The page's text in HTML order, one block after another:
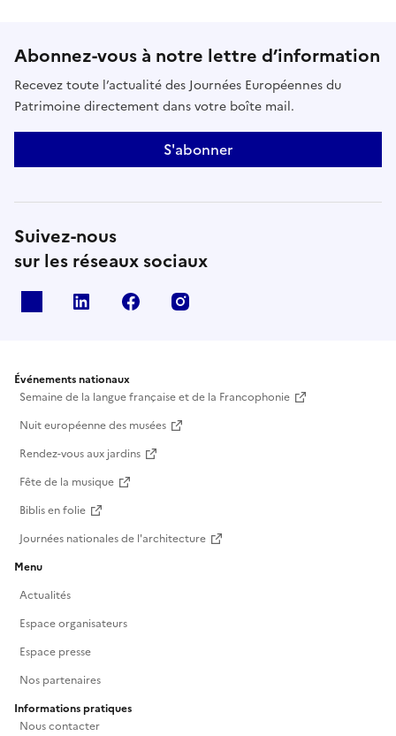
Abonnez-vous à notre lettre d’information
Recevez toute l’actualité des Journées Européennes du
Patrimoine directement dans votre boîte mail.
S'abonner
Suivez-nous
sur les réseaux sociaux
Linkedin Facebook
Événements nationaux
Semaine de la langue française et de la Francophonie
Nuit européenne des musées
Rendez-vous aux jardins
Fête de la musique
Biblis en folie
Journées nationales de l'architecture
Menu
Actualités
Espace organisateurs
Espace presse
Nos partenaires
Informations pratiques
Nous contacter